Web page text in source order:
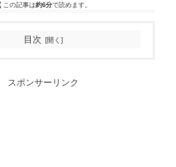
この記事は約6分で読めます。
目次
スポンサーリンク